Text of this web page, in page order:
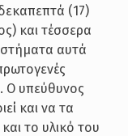
(17)
και τέσσερα
αυτά
Ο υπεύθυνος
και να τα
το υλικό του